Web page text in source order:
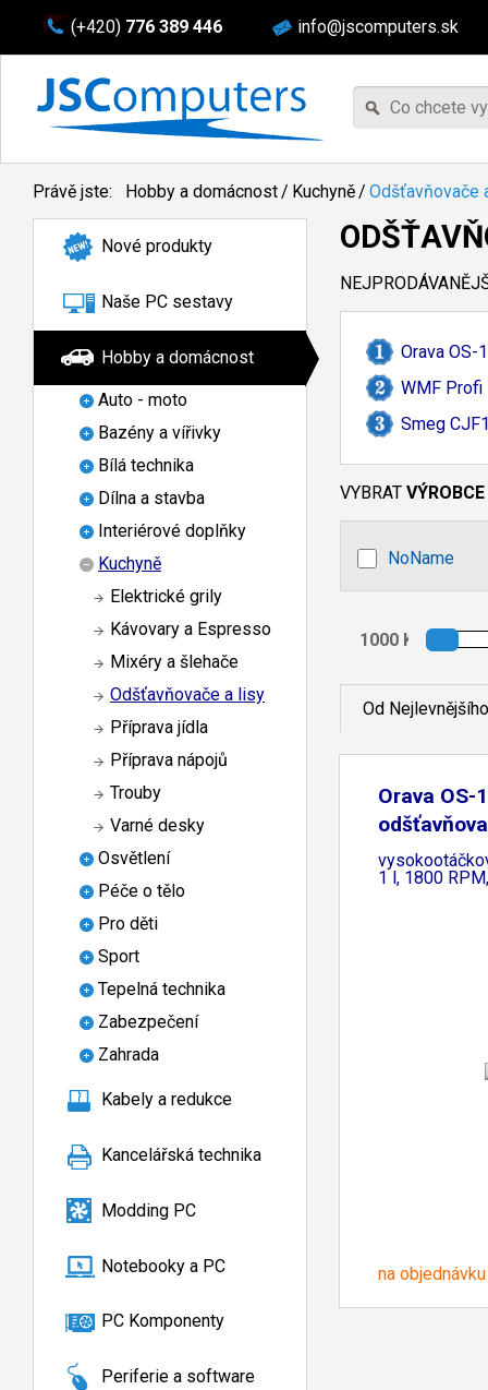
(+420) 776 389 446 info@jscomputers.sk
Právě jste: Hobby a domácnost/ Kuchyně/ Odšťavňovače
Nové produkty
Naše PC sestavy
Hobby a domácnost
Auto - moto
Bazény a vířivky
Bílá technika
Dílna a stavba
Interiérové doplňky
Kuchyně
Elektrické grily
Kávovary a Espresso
Mixéry a šlehače
Odšťavňovače a lisy
Příprava jídla
Příprava nápojů
Trouby
Varné desky
Osvětlení
Péče o tělo
Pro děti
Sport
Tepelná technika
Zabezpečení
Zahrada
Kabely a redukce
Kancelářská technika
Modding PC
Notebooky a PC
PC Komponenty
Periferie a software
Orava OS-
WMF
Smeg
VYBRAT VÝROBCE
NoName
Od Nejlevnějšího
Orava OS-
1 l, 1800
na objednávku